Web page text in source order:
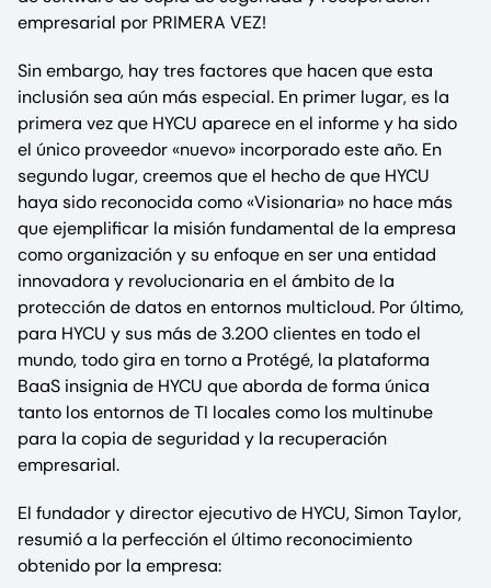
empresarial por PRIMERA VEZ!
Sin embargo, hay tres factores que hacen que esta
inclusión sea aún más especial. En primer lugar, es la
primera vez que HYCU aparece en el informe y ha sido
el único proveedor «nuevo» incorporado este año. En
segundo lugar, creemos que el hecho de que HYCU
haya sido reconocida como «Visionaria» no hace más
que ejemplificar la misión fundamental de la empresa
como organización y su enfoque en ser una entidad
innovadora y revolucionaria en el ámbito de la
protección de datos en entornos multicloud. Por último,
para HYCU y sus más de 3.200 clientes en todo el
mundo, todo gira en torno a Protégé, la plataforma
BaaS insignia de HYCU que aborda de forma única
tanto los entornos de TI locales como los multinube
para la copia de seguridad y la recuperación
empresarial.
El fundador y director ejecutivo de HYCU, Simon Taylor,
resumió a la perfección el último reconocimiento
obtenido por la empresa: